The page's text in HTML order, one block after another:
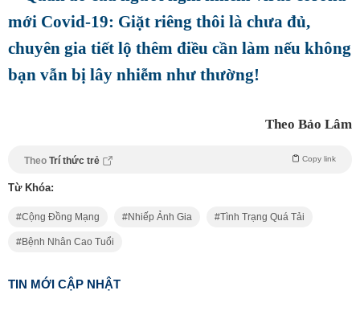
mới Covid-19: Giặt riêng thôi là chưa đủ,
chuyên gia tiết lộ thêm điều cần làm nếu không
bạn vẫn bị lây nhiễm như thường!
Theo Bảo Lâm
Theo Trí thức trẻ Copy link
Từ Khóa:
Cộng Đồng Mạng Nhiếp Ảnh Gia Tình Trạng Quá Tải
Bệnh Nhân Cao Tuổi
TIN MỚI CẬP NHẬT